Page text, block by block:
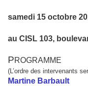
samedi 15 octobre
au CISL 103,
PROGRAMME
(L’ordre des intervenants
Martine Barbault